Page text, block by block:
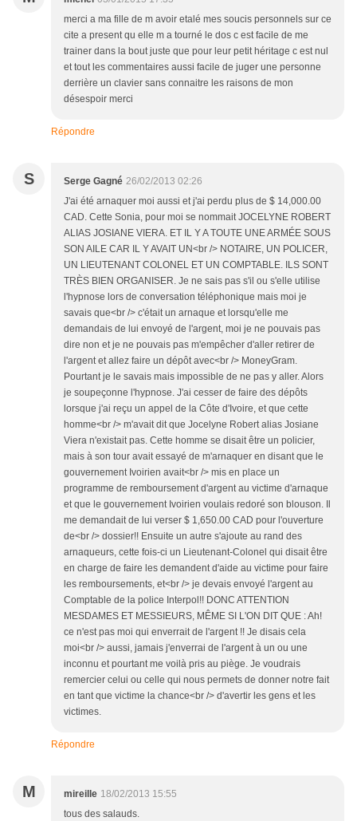
merci a ma fille de m avoir etalé mes soucis personnels sur ce
cite a present qu elle m a tourné le dos c est facile de me
trainer dans la bout juste que pour leur petit héritage c est nul
et tout les commentaires aussi facile de juger une personne
derrière un clavier sans connaitre les raisons de mon
désespoir merci
Répondre
S Serge Gagné 26/02/2013 02:26
J'ai été arnaquer moi aussi et j'ai perdu plus de $ 14,000.00
CAD. Cette Sonia, pour moi se nommait JOCELYNE ROBERT
ALIAS JOSIANE VIERA. ET IL Y A TOUTE UNE ARMÉE SOUS
SON AILE CAR IL Y AVAIT UN<br /> NOTAIRE, UN POLICER,
UN LIEUTENANT COLONEL ET UN COMPTABLE. ILS SONT
TRÈS BIEN ORGANISER. Je ne sais pas s'il ou s'elle utilise
l'hypnose lors de conversation téléphonique mais moi je
savais que<br /> c'était un arnaque et lorsqu'elle me
demandais de lui envoyé de l'argent, moi je ne pouvais pas
dire non et je ne pouvais pas m'empêcher d'aller retirer de
l'argent et allez faire un dépôt avec<br /> MoneyGram.
Pourtant je le savais mais impossible de ne pas y aller. Alors
je soupeçonne l'hypnose. J'ai cesser de faire des dépôts
lorsque j'ai reçu un appel de la Côte d'Ivoire, et que cette
homme<br /> m'avait dit que Jocelyne Robert alias Josiane
Viera n'existait pas. Cette homme se disait être un policier,
mais à son tour avait essayé de m'arnaquer en disant que le
gouvernement Ivoirien avait<br /> mis en place un
programme de remboursement d'argent au victime d'arnaque
et que le gouvernement Ivoirien voulais redoré son blouson. Il
me demandait de lui verser $ 1,650.00 CAD pour l'ouverture
de<br /> dossier!! Ensuite un autre s'ajoute au rand des
arnaqueurs, cette fois-ci un Lieutenant-Colonel qui disait être
en charge de faire les demandent d'aide au victime pour faire
les remboursements, et<br /> je devais envoyé l'argent au
Comptable de la police Interpol!! DONC ATTENTION
MESDAMES ET MESSIEURS, MÊME SI L'ON DIT QUE : Ah!
ce n'est pas moi qui enverrait de l'argent !! Je disais cela
moi<br /> aussi, jamais j'enverrai de l'argent à un ou une
inconnu et pourtant me voilà pris au piège. Je voudrais
remercier celui ou celle qui nous permets de donner notre fait
en tant que victime la chance<br /> d'avertir les gens et les
victimes.
Répondre
M mireille 18/02/2013 15:55
tous des salauds.